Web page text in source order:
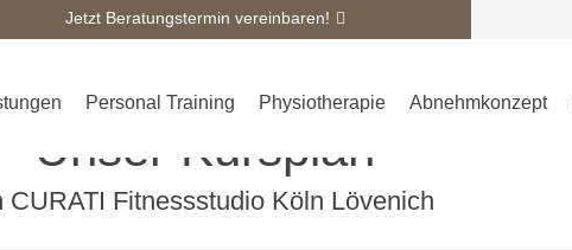
Jetzt Beratungstermin vereinbaren!
Personal Training Physiotherapie Abnehmkonzept
Kursplan Team Galerie Kontakt
Unser Kursplan
CURATI Fitnessstudio Köln Lövenich